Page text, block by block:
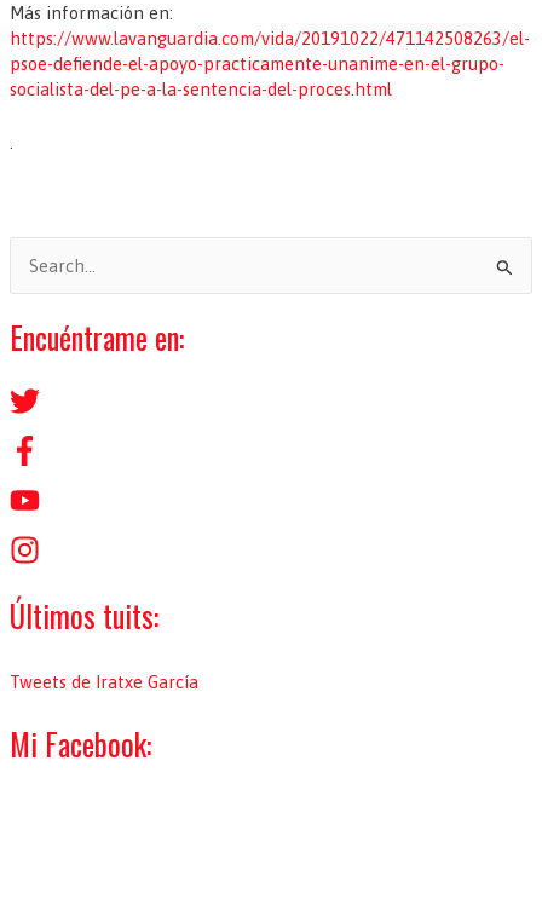
Más información en:
https://www.lavanguardia.com/vida/20191022/471142508263/el-
psoe-defiende-el-apoyo-practicamente-unanime-en-el-grupo-
socialista-del-pe-a-la-sentencia-del-proces.html
s
a
o
r
Encuéntrame en:
Últimos tuits:
Tweets de Iratxe García
Mi Facebook: